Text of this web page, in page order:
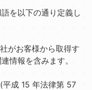
を以下の通り定義し
お客様から取得す
情報を含みます。
成 15 年法律第 57